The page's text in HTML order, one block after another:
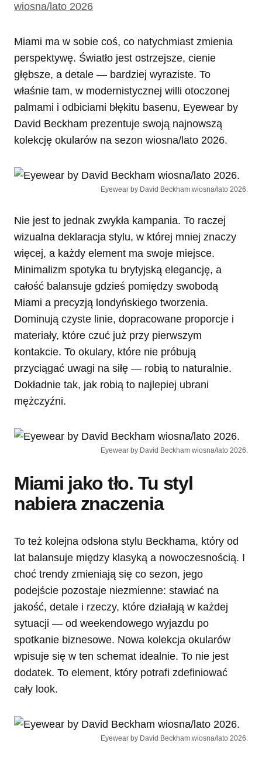
wiosna/lato 2026
Miami ma w sobie coś, co natychmiast zmienia
perspektywę. Światło jest ostrzejsze, cienie
głębsze, a detale — bardziej wyraziste. To
właśnie tam, w modernistycznej willi otoczonej
palmami i odbiciami błękitu basenu, Eyewear by
David Beckham prezentuje swoją najnowszą
kolekcję okularów na sezon wiosna/lato 2026.
Eyewear by David Beckham wiosna/lato 2026.
Nie jest to jednak zwykła kampania. To raczej
wizualna deklaracja stylu, w której mniej znaczy
więcej, a każdy element ma swoje miejsce.
Minimalizm spotyka tu brytyjską elegancję, a
całość balansuje gdzieś pomiędzy swobodą
Miami a precyzją londyńskiego tworzenia.
Dominują czyste linie, dopracowane proporcje i
materiały, które czuć już przy pierwszym
kontakcie. To okulary, które nie próbują
przyciągać uwagi na siłę — robią to naturalnie.
Dokładnie tak, jak robią to najlepiej ubrani
mężczyźni.
Eyewear by David Beckham wiosna/lato 2026.
Miami jako tło. Tu styl
nabiera znaczenia
To też kolejna odsłona stylu Beckhama, który od
lat balansuje między klasyką a nowoczesnością. I
choć trendy zmieniają się co sezon, jego
podejście pozostaje niezmienne: stawiać na
jakość, detale i rzeczy, które działają w każdej
sytuacji — od weekendowego wyjazdu po
spotkanie biznesowe. Nowa kolekcja okularów
wpisuje się w ten schemat idealnie. To nie jest
dodatek. To element, który potrafi zdefiniować
cały look.
Eyewear by David Beckham wiosna/lato 2026.